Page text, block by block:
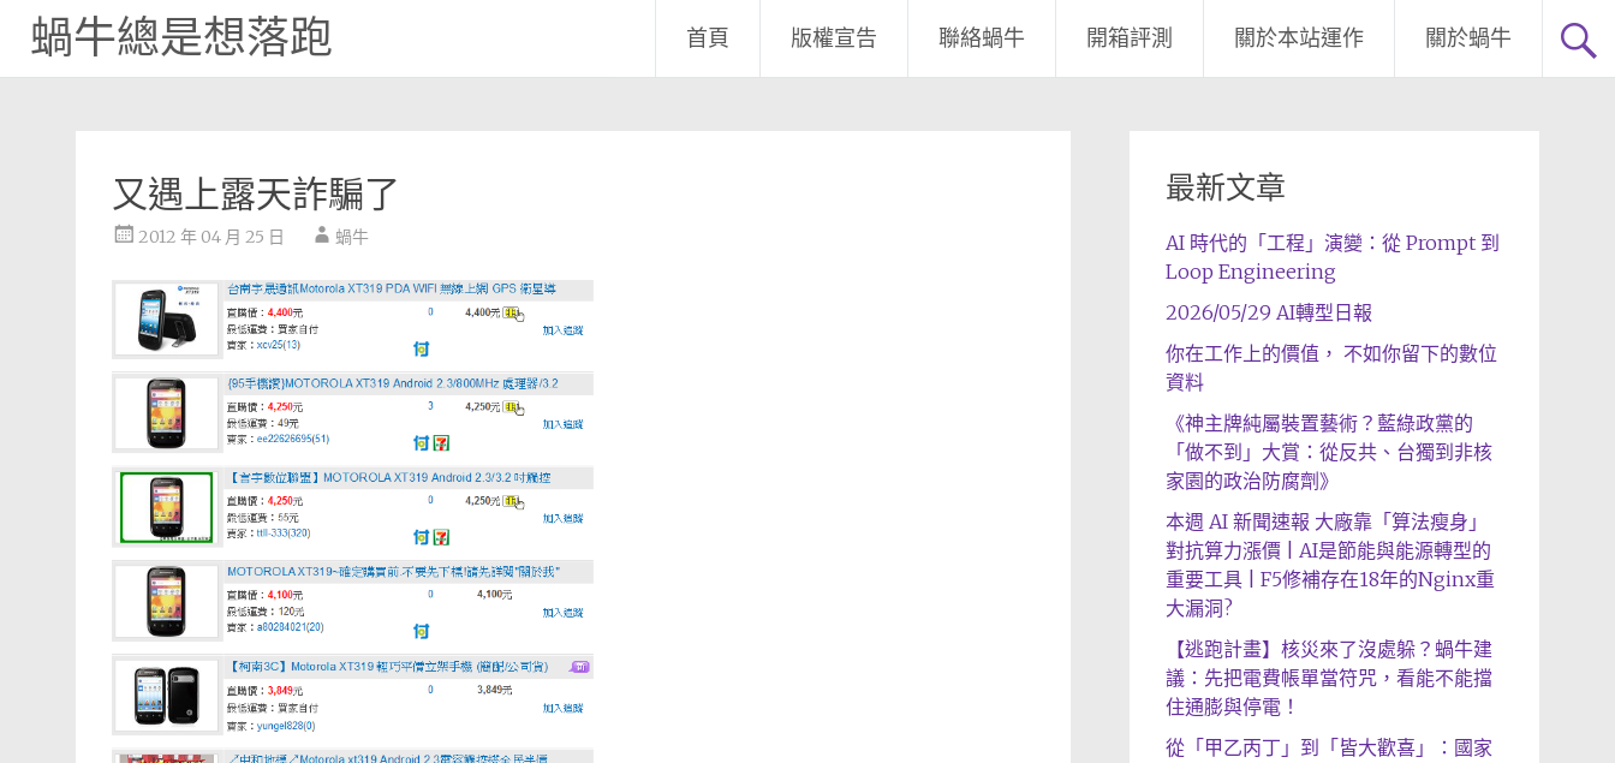
蝸牛總是想落跑 首頁 版權宣告 聯絡蝸牛 開箱評測 關於本站運作 關於蝸牛
又遇上露天詐騙了
2012 年 04 月 25 日 蝸牛
最新文章
AI 時代的「工程」演變：從 Prompt 到
Loop Engineering
2026/05/29 AI轉型日報
你在工作上的價值， 不如你留下的數位
資料
《神主牌純屬裝置藝術？藍綠政黨的
「做不到」大賞：從反共、台獨到非核
家園的政治防腐劑》
本週 AI 新聞速報 大廠靠「算法瘦身」
對抗算力漲價 | AI是節能與能源轉型的
重要工具 | F5修補存在18年的Nginx重
大漏洞?
【逃跑計畫】核災來了沒處躲？蝸牛建
議：先把電費帳單當符咒，看能不能擋
住通膨與停電！
從「甲乙丙丁」到「皆大歡喜」：國家